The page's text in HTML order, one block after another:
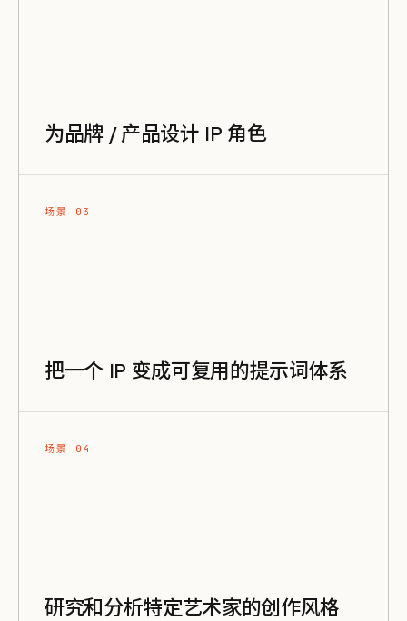
为品牌 / 产品设计 IP 角色
场景 03
把一个 IP 变成可复用的提示词体系
场景 04
研究和分析特定艺术家的创作风格